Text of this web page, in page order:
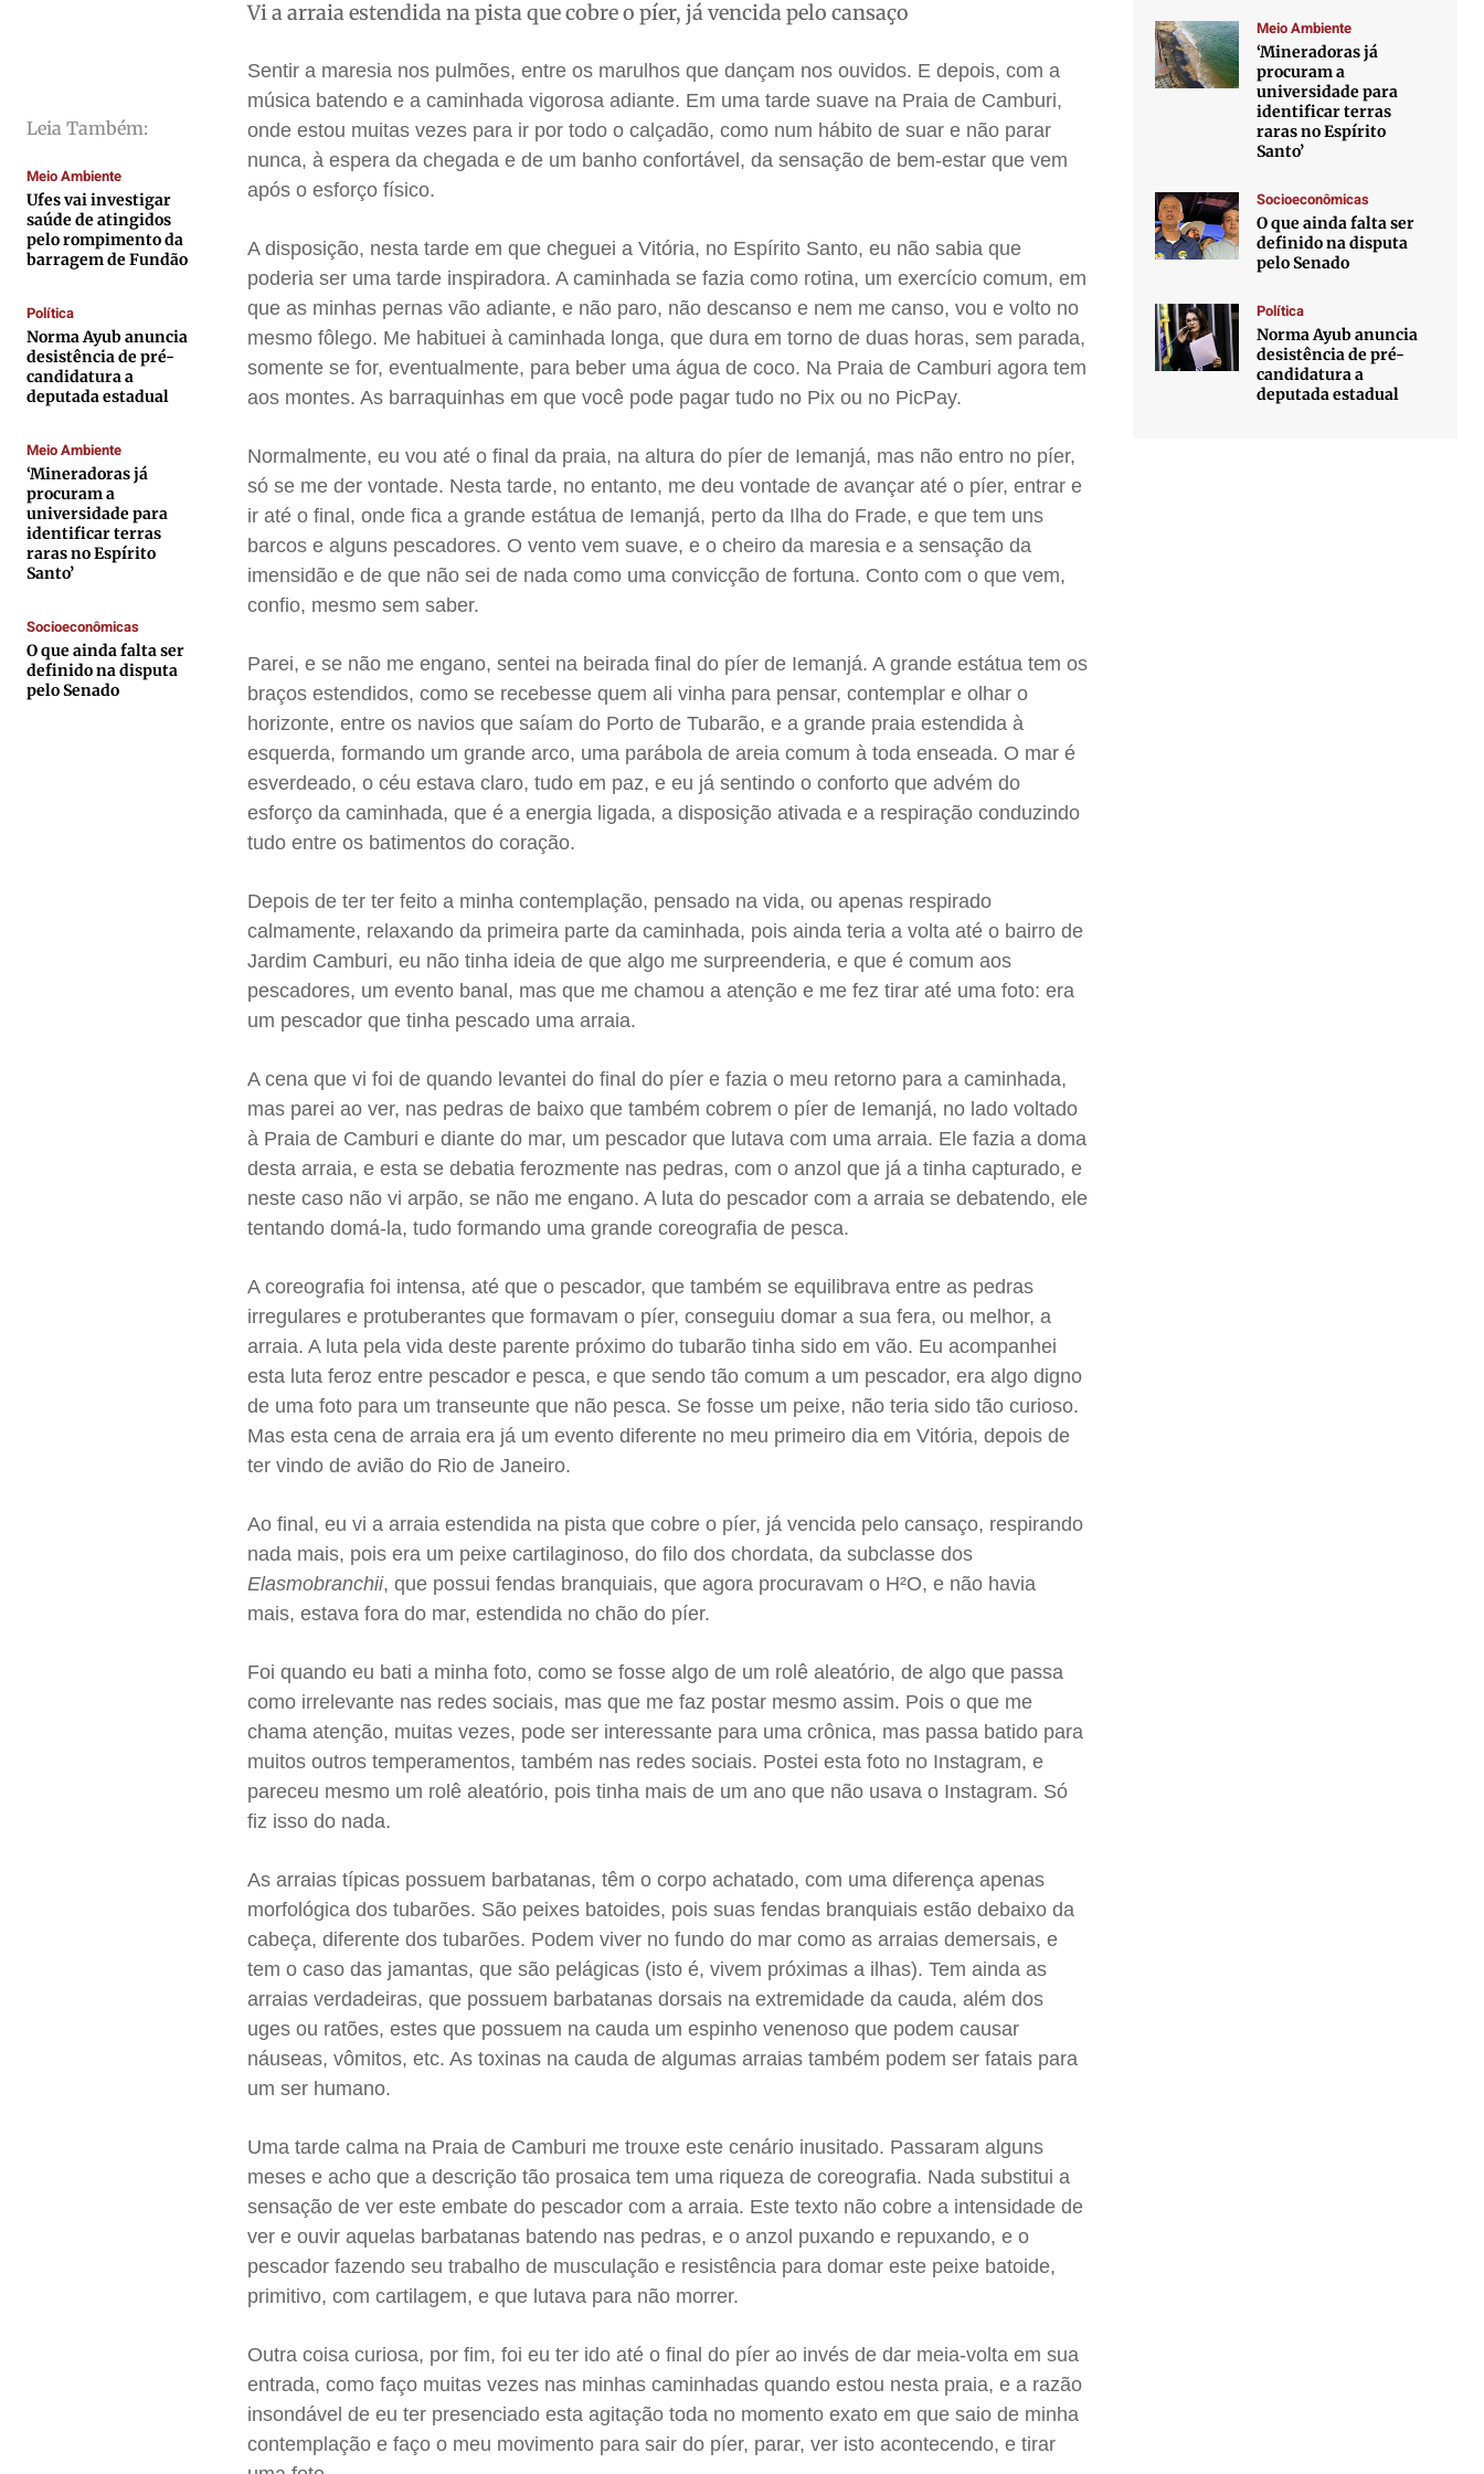
Cultura
Caetano Roque
Gustavo Bastos
Jr Mignone (in memorian)
Publicidade Legal
Anuncie
Quem Somos
Expediente
Contato
Anuncie
Privacidade
Cultura
Caetano Roque
Gustavo Bastos
Jr Mignone (in memorian)
Publicidade Legal
Anuncie
Quem Somos
Expediente
Contato
Anuncie
Privacidade
Cultura
Caetano Roque
Gustavo Bastos
Jr Mignone (in memorian)
Publicidade Legal
Anuncie
Quem Somos
Expediente
Contato
Anuncie
Privacidade
Cultura
Caetano Roque
Gustavo Bastos
Jr Mignone (in memorian)
Publicidade Legal
Anuncie
Quem Somos
Expediente
Contato
Anuncie
Privacidade
Leia Também:
Meio Ambiente
Ufes vai investigar
saúde de atingidos
pelo rompimento da
barragem de Fundão
Política
Norma Ayub anuncia
desistência de pré-
candidatura a
deputada estadual
Meio Ambiente
‘Mineradoras já
procuram a
universidade para
identificar terras
raras no Espírito
Santo’
Socioeconômicas
O que ainda falta ser
definido na disputa
pelo Senado
Vi a arraia estendida na pista que cobre o píer, já vencida pelo cansaço
Sentir a maresia nos pulmões, entre os marulhos que dançam nos ouvidos. E depois, com a
música batendo e a caminhada vigorosa adiante. Em uma tarde suave na Praia de Camburi,
onde estou muitas vezes para ir por todo o calçadão, como num hábito de suar e não parar
nunca, à espera da chegada e de um banho confortável, da sensação de bem-estar que vem
após o esforço físico.
A disposição, nesta tarde em que cheguei a Vitória, no Espírito Santo, eu não sabia que
poderia ser uma tarde inspiradora. A caminhada se fazia como rotina, um exercício comum, em
que as minhas pernas vão adiante, e não paro, não descanso e nem me canso, vou e volto no
mesmo fôlego. Me habituei à caminhada longa, que dura em torno de duas horas, sem parada,
somente se for, eventualmente, para beber uma água de coco. Na Praia de Camburi agora tem
aos montes. As barraquinhas em que você pode pagar tudo no Pix ou no PicPay.
Normalmente, eu vou até o final da praia, na altura do píer de Iemanjá, mas não entro no píer,
só se me der vontade. Nesta tarde, no entanto, me deu vontade de avançar até o píer, entrar e
ir até o final, onde fica a grande estátua de Iemanjá, perto da Ilha do Frade, e que tem uns
barcos e alguns pescadores. O vento vem suave, e o cheiro da maresia e a sensação da
imensidão e de que não sei de nada como uma convicção de fortuna. Conto com o que vem,
confio, mesmo sem saber.
Parei, e se não me engano, sentei na beirada final do píer de Iemanjá. A grande estátua tem os
braços estendidos, como se recebesse quem ali vinha para pensar, contemplar e olhar o
horizonte, entre os navios que saíam do Porto de Tubarão, e a grande praia estendida à
esquerda, formando um grande arco, uma parábola de areia comum à toda enseada. O mar é
esverdeado, o céu estava claro, tudo em paz, e eu já sentindo o conforto que advém do
esforço da caminhada, que é a energia ligada, a disposição ativada e a respiração conduzindo
tudo entre os batimentos do coração.
Depois de ter ter feito a minha contemplação, pensado na vida, ou apenas respirado
calmamente, relaxando da primeira parte da caminhada, pois ainda teria a volta até o bairro de
Jardim Camburi, eu não tinha ideia de que algo me surpreenderia, e que é comum aos
pescadores, um evento banal, mas que me chamou a atenção e me fez tirar até uma foto: era
um pescador que tinha pescado uma arraia.
A cena que vi foi de quando levantei do final do píer e fazia o meu retorno para a caminhada,
mas parei ao ver, nas pedras de baixo que também cobrem o píer de Iemanjá, no lado voltado
à Praia de Camburi e diante do mar, um pescador que lutava com uma arraia. Ele fazia a doma
desta arraia, e esta se debatia ferozmente nas pedras, com o anzol que já a tinha capturado, e
neste caso não vi arpão, se não me engano. A luta do pescador com a arraia se debatendo, ele
tentando domá-la, tudo formando uma grande coreografia de pesca.
A coreografia foi intensa, até que o pescador, que também se equilibrava entre as pedras
irregulares e protuberantes que formavam o píer, conseguiu domar a sua fera, ou melhor, a
arraia. A luta pela vida deste parente próximo do tubarão tinha sido em vão. Eu acompanhei
esta luta feroz entre pescador e pesca, e que sendo tão comum a um pescador, era algo digno
de uma foto para um transeunte que não pesca. Se fosse um peixe, não teria sido tão curioso.
Mas esta cena de arraia era já um evento diferente no meu primeiro dia em Vitória, depois de
ter vindo de avião do Rio de Janeiro.
Ao final, eu vi a arraia estendida na pista que cobre o píer, já vencida pelo cansaço, respirando
nada mais, pois era um peixe cartilaginoso, do filo dos chordata, da subclasse dos
Elasmobranchii, que possui fendas branquiais, que agora procuravam o H²O, e não havia
mais, estava fora do mar, estendida no chão do píer.
Foi quando eu bati a minha foto, como se fosse algo de um rolê aleatório, de algo que passa
como irrelevante nas redes sociais, mas que me faz postar mesmo assim. Pois o que me
chama atenção, muitas vezes, pode ser interessante para uma crônica, mas passa batido para
muitos outros temperamentos, também nas redes sociais. Postei esta foto no Instagram, e
pareceu mesmo um rolê aleatório, pois tinha mais de um ano que não usava o Instagram. Só
fiz isso do nada.
As arraias típicas possuem barbatanas, têm o corpo achatado, com uma diferença apenas
morfológica dos tubarões. São peixes batoides, pois suas fendas branquiais estão debaixo da
cabeça, diferente dos tubarões. Podem viver no fundo do mar como as arraias demersais, e
tem o caso das jamantas, que são pelágicas (isto é, vivem próximas a ilhas). Tem ainda as
arraias verdadeiras, que possuem barbatanas dorsais na extremidade da cauda, além dos
uges ou ratões, estes que possuem na cauda um espinho venenoso que podem causar
náuseas, vômitos, etc. As toxinas na cauda de algumas arraias também podem ser fatais para
um ser humano.
Uma tarde calma na Praia de Camburi me trouxe este cenário inusitado. Passaram alguns
meses e acho que a descrição tão prosaica tem uma riqueza de coreografia. Nada substitui a
sensação de ver este embate do pescador com a arraia. Este texto não cobre a intensidade de
ver e ouvir aquelas barbatanas batendo nas pedras, e o anzol puxando e repuxando, e o
pescador fazendo seu trabalho de musculação e resistência para domar este peixe batoide,
primitivo, com cartilagem, e que lutava para não morrer.
Outra coisa curiosa, por fim, foi eu ter ido até o final do píer ao invés de dar meia-volta em sua
entrada, como faço muitas vezes nas minhas caminhadas quando estou nesta praia, e a razão
insondável de eu ter presenciado esta agitação toda no momento exato em que saio de minha
contemplação e faço o meu movimento para sair do píer, parar, ver isto acontecendo, e tirar
Meio Ambiente
‘Mineradoras já
procuram a
universidade para
identificar terras
raras no Espírito
Santo’
Socioeconômicas
O que ainda falta ser
definido na disputa
pelo Senado
Política
Norma Ayub anuncia
desistência de pré-
candidatura a
deputada estadual